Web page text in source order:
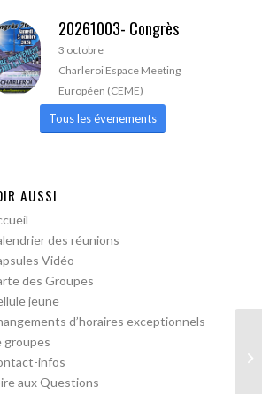
20261003- Congrès
3 octobre
Charleroi Espace Meeting
Européen (CEME)
Tous les évenements
AUSSI
des réunions
Vidéo
des Groupes
jeune
d’horaires exceptionnels
groupes
infos
aux Questions